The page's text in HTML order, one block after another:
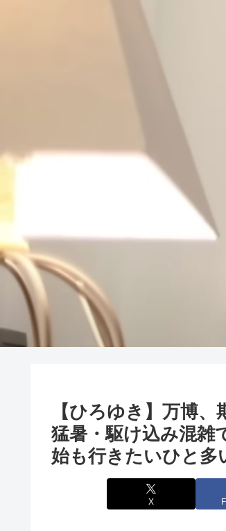
【ひろゆき】万博
猛暑・駆け込み混雑
始も行きたいひと
X